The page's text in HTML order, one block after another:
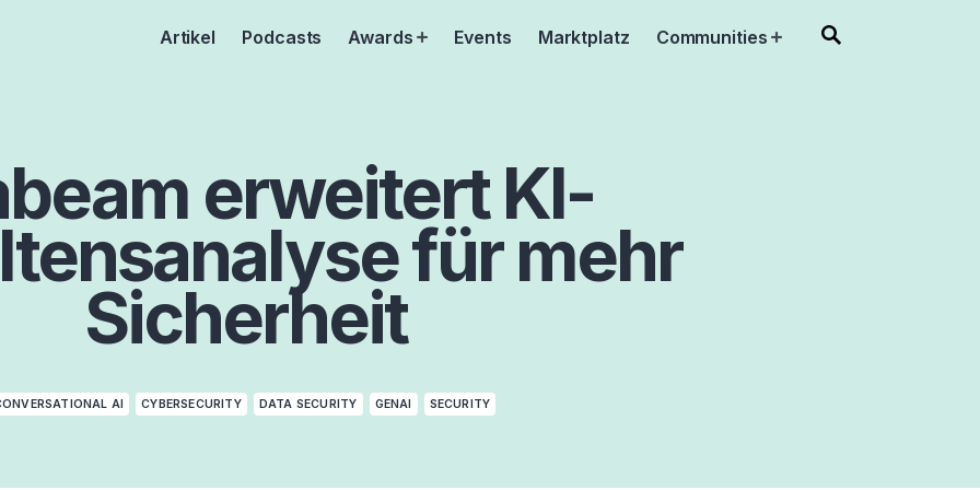
Artikel Podcasts Awards OpenEvents Marktplatz Communities Open
erweitert KI-
für mehr
Sicherheit
AI CYBERSECURITY DATA SECURITY GENAI SECURITY